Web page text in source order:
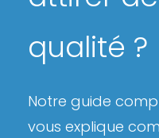
qualité ?
Notre guide
vous explique